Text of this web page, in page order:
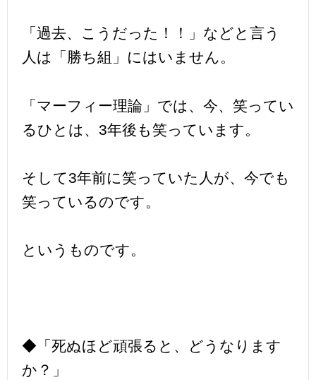
「過去、こうだった！！」などと言う
人は「勝ち組」にはいません。
「マーフィー理論」では、今、笑ってい
るひとは、3年後も笑っています。
そして3年前に笑っていた人が、今でも
笑っているのです。
というものです。
◆「死ぬほど頑張ると、どうなります
か？」